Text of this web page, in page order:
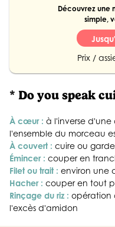
Découvrez une
simple,
Prix /
* Do you speak
À cœur : à l'inverse d'une
l'ensemble du morceau
À couvert : cuire ou
Émincer : couper en
Filet ou trait : environ une
Hacher : couper en tout
Rinçage du riz : opération
l'excès d'amidon